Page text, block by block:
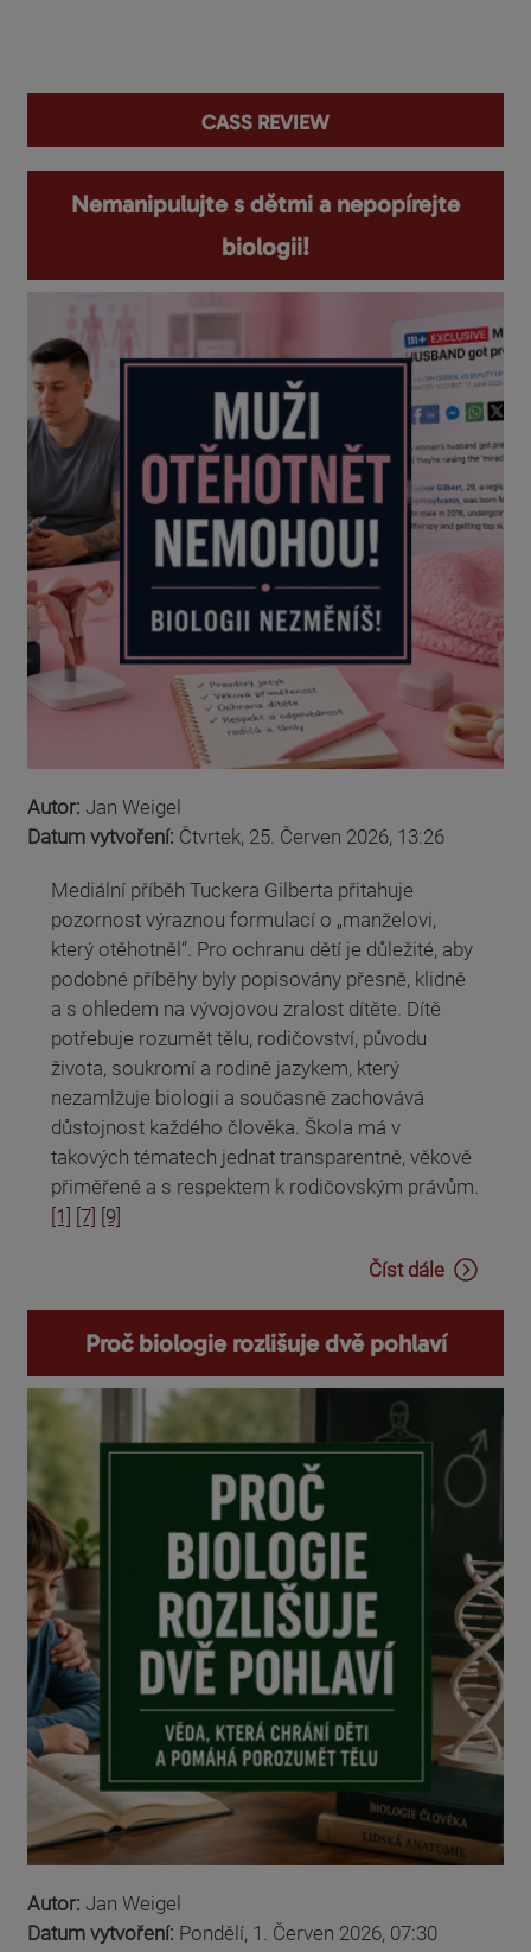
Cass Review
Nemanipulujte s dětmi a nepopírejte
biologii!
Autor: Jan Weigel
Datum vytvoření: Čtvrtek, 25. Červen 2026, 13:26
Mediální příběh Tuckera Gilberta přitahuje
pozornost výraznou formulací o „manželovi,
který otěhotněl“. Pro ochranu dětí je důležité, aby
podobné příběhy byly popisovány přesně, klidně
a s ohledem na vývojovou zralost dítěte. Dítě
potřebuje rozumět tělu, rodičovství, původu
života, soukromí a rodině jazykem, který
nezamlžuje biologii a současně zachovává
důstojnost každého člověka. Škola má v
takových tématech jednat transparentně, věkově
přiměřeně a s respektem k rodičovským právům.
[1]
[7] [9]
Číst dále
Proč biologie rozlišuje dvě pohlaví
Autor: Jan Weigel
Datum vytvoření: Pondělí, 1. Červen 2026, 07:30